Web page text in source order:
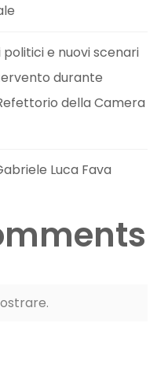
e nuovi scenari
durante
della Camera
Luca Fava